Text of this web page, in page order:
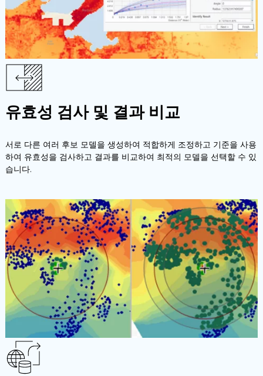
유효성 검사 및 결과 비교
서로 다른 여러 후보 모델을 생성하여 적합하게 조정하고 기준을 사용
하여 유효성을 검사하고 결과를 비교하여 최적의 모델을 선택할 수 있
습니다.